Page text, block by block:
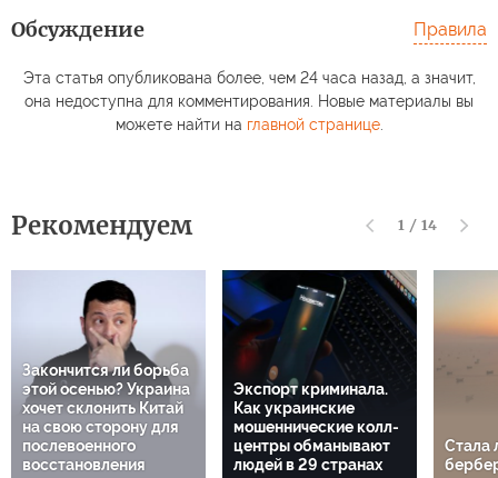
Обсуждение Правила
Эта статья опубликована более, чем 24 часа назад, а значит,
она недоступна для комментирования. Новые материалы вы
можете найти на главной странице.
Рекомендуем 1 / 14
Закончится ли борьба
этой осенью? Украина
хочет склонить Китай
на свою сторону для
послевоенного
восстановления
Экспорт криминала.
Как украинские
мошеннические колл-
центры обманывают
людей в 29 странах
Стала